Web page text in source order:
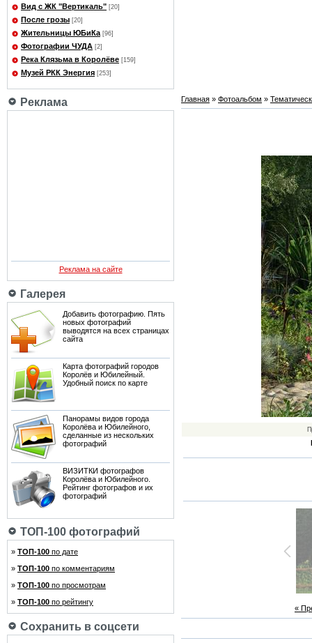
Вид с ЖК "Вертикаль" [20]
После грозы [20]
Жительницы ЮБиКа [96]
Фотографии ЧУДА [2]
Река Клязьма в Королёве [159]
Музей РКК Энергия [253]
Реклама
Реклама на сайте
Галерея
Добавить фотографию. Пять
новых фотографий
выводятся на всех страницах
сайта
Карта фотографий городов
Королёв и Юбилейный.
Удобный поиск по карте
Панорамы видов города
Королёва и Юбилейного,
сделанные из нескольких
фотографий
ВИЗИТКИ фотографов
Королёва и Юбилейного.
Рейтинг фотографов и их
фотографий
ТОП-100 фотографий
» ТОП-100 по дате
» ТОП-100 по комментариям
» ТОП-100 по просмотрам
» ТОП-100 по рейтингу
Сохранить в соцсети
Главная » Фотоальбом »
«